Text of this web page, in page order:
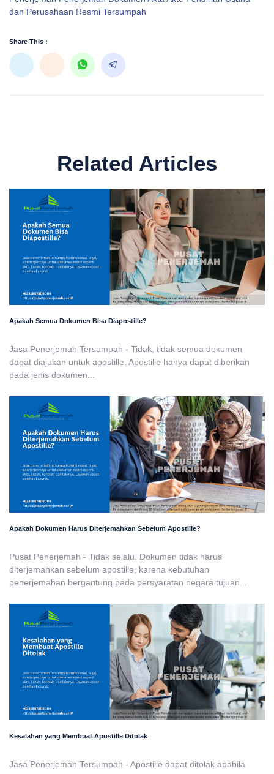
dan Perusahaan Resmi Tersumpah
Share This :
Related Articles
Apakah Semua Dokumen Bisa Diapostille?
Jasa Penerjemah Tersumpah - Tidak, tidak semua dokumen
dapat diajukan untuk apostille. Apostille hanya dapat diberikan
pada jenis dokumen...
Apakah Dokumen Harus Diterjemahkan Sebelum Apostille?
Pusat Penerjemah - Tidak selalu. Dokumen tidak harus
diterjemahkan sebelum apostille, karena kebutuhan
penerjemahan bergantung pada persyaratan negara tujuan...
Kesalahan yang Membuat Apostille Ditolak
Jasa Penerjemah Tersumpah - Apostille dapat ditolak apabila